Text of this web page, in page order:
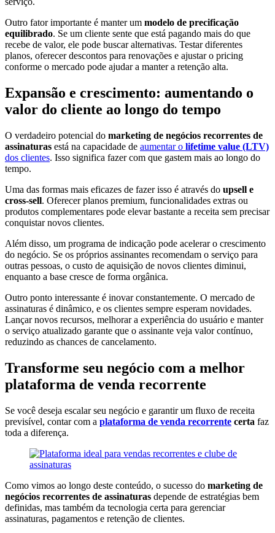
Outro fator importante é manter um modelo de precificação
equilibrado. Se um cliente sente que está pagando mais do que
recebe de valor, ele pode buscar alternativas. Testar diferentes
planos, oferecer descontos para renovações e ajustar o pricing
conforme o mercado pode ajudar a manter a retenção alta.
Expansão e crescimento: aumentando o
valor do cliente ao longo do tempo
O verdadeiro potencial do marketing de negócios recorrentes de
assinaturas está na capacidade de aumentar o lifetime value (LTV)
dos clientes. Isso significa fazer com que gastem mais ao longo do
tempo.
Uma das formas mais eficazes de fazer isso é através do upsell e
cross-sell. Oferecer planos premium, funcionalidades extras ou
produtos complementares pode elevar bastante a receita sem precisar
conquistar novos clientes.
Além disso, um programa de indicação pode acelerar o crescimento
do negócio. Se os próprios assinantes recomendam o serviço para
outras pessoas, o custo de aquisição de novos clientes diminui,
enquanto a base cresce de forma orgânica.
Outro ponto interessante é inovar constantemente. O mercado de
assinaturas é dinâmico, e os clientes sempre esperam novidades.
Lançar novos recursos, melhorar a experiência do usuário e manter
o serviço atualizado garante que o assinante veja valor contínuo,
reduzindo as chances de cancelamento.
Transforme seu negócio com a melhor
plataforma de venda recorrente
Se você deseja escalar seu negócio e garantir um fluxo de receita
previsível, contar com a plataforma de venda recorrente certa faz
toda a diferença.
Como vimos ao longo deste conteúdo, o sucesso do marketing de
negócios recorrentes de assinaturas depende de estratégias bem
definidas, mas também da tecnologia certa para gerenciar
assinaturas, pagamentos e retenção de clientes.